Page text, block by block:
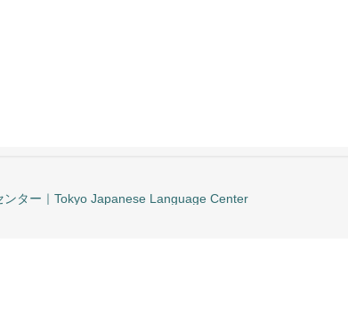
ンター｜Tokyo Japanese Language Center